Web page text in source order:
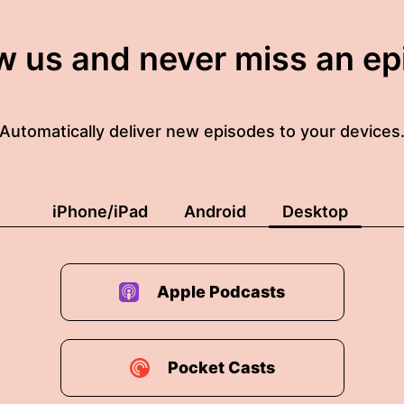
us and never miss an
Automatically deliver new episodes to your devices.
iPhone/iPad Android Desktop
Apple Podcasts
Pocket Casts